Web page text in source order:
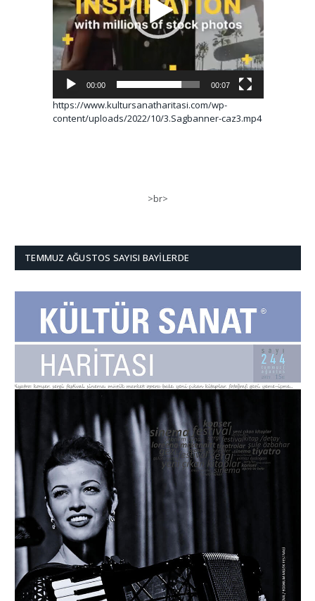
00:00 00:07
https://www.kultursanatharitasi.com/wp-
content/uploads/2022/10/3.Sagbanner-caz3.mp4
>br>
TEMMUZ AĞUSTOS SAYISI BAYILERDE